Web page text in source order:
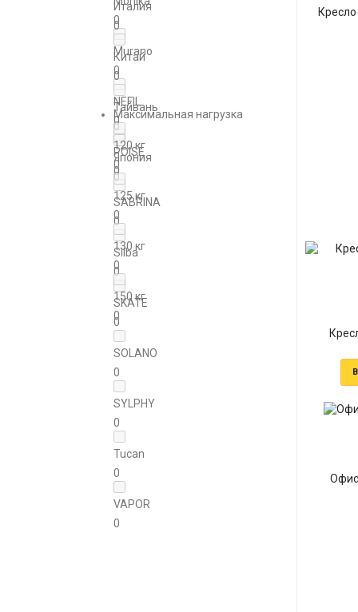
0
Murano
0
NEFIL
0
POISE
0
SABRINA
0
Silba
0
SKATE
0
SOLANO
0
SYLPHY
0
Tucan
0
VAPOR
0
Италия
0
Китай
0
Тайвань
0
Япония
0
Максимальная нагрузка
120 кг
0
125 кг
0
130 кг
0
150 кг
0